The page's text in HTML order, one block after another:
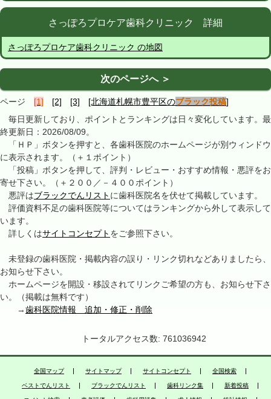
さっぽろプロケア歯科クリニック 詳細
さっぽろプロケア歯科クリニック の地図
次のページへ ＞
ページ [1] [2] [3] [北海道札幌市豊平区のブラック投稿]
毎日更新しており、ポイントとランキングは日々変化しています。最
終更新日：2026/08/09。
「ＨＰ」ボタンを押すと、各歯科医院のホームページが別ウィンドウ
に表示されます。（＋１ポイント）
「投稿」ボタンを押して、評判・レビュー・おすすめ情報・悪評をお
寄せ下さい。（＋２００／－４００ポイント）
悪評はブラックでんリスト に歯科医院名を伏せて掲載しています。
評価資料不足の歯科医院等についてはランキングから外して表示して
います。
詳しくはサイトコンセプト をご参照下さい。
未登録の歯科医院・掲載内容の誤り・リンク切れなどありましたら、
お知らせ下さい。
ホームページを開設・移設されてリンクご希望の方も、お知らせ下さ
い。（掲載は無料です）
→歯科医院情報 追加・修正・削除
トータルアクセス数: 761036942
全国マップ サイトマップ サイトコンセプト 全国検索
ベストでんリスト ブラックでんリスト 歯科リンク集 新着投稿